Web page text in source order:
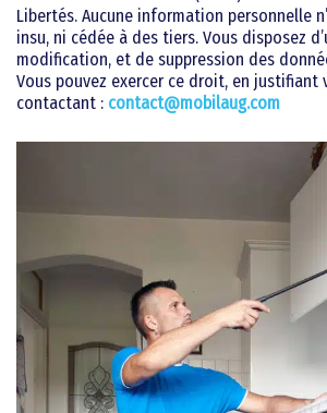
Libertés. Aucune information personnelle
insu, ni cédée à des tiers. Vous disposez
modification, et de suppression des
Vous pouvez exercer ce droit, en
contactant : contact@mobilaug.com